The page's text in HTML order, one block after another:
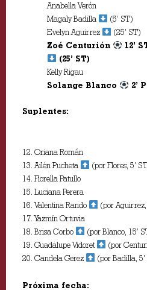
Anabella Verón
Magaly Badilla
(5’ ST)
Evelyn Aguirrez
(25’ ST)
Zoé Centurión
12’
(25’ ST)
Kelly Rigau
Solange Blanco
2’
Suplentes:
12. Oriana Román
13. Ailén Pucheta
(por Flores, 5’
14. Fiorella Patullo
15. Luciana Perera
16. Valentina Rando
(por Aguirrez,
17. Yazmín Ortuvia
18. Brisa Corbo
(por Blanco, 15’
19. Guadalupe Vidoret
(por
20. Candela Gerez
(por Badilla,
Próxima fecha: